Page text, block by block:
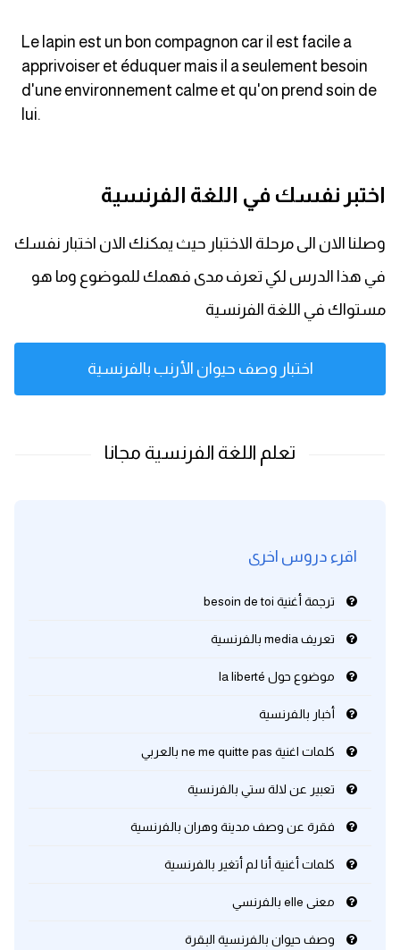
كلمات بحرف r
كلمات بحرف u
كلمات بحرف v
كلمات بحرف w
كلمات بحرف x
Le lapin est un bon compagnon car il est facile a
apprivoiser et éduquer mais il a seulement besoin
d'une environnement calme et qu'on prend soin de
lui.
اختبر نفسك في اللغة الفرنسية
وصلنا الان الى مرحلة الاختبار حيث يمكنك الان اختبار نفسك
في هذا الدرس لكي تعرف مدى فهمك للموضوع وما هو
مستواك في اللغة الفرنسية
اختبار وصف حيوان الأرنب بالفرنسية
اقرء دروس اخرى
ترجمة أغنية besoin de toi
تعريف media بالفرنسية
موضوع حول la liberté
أخبار بالفرنسية
كلمات اغنية ne me quitte pas بالعربي
تعبير عن لالة ستي بالفرنسية
فقرة عن وصف مدينة وهران بالفرنسية
كلمات أغنية أنا لم أتغير بالفرنسية
معنى elle بالفرنسي
وصف حيوان بالفرنسية البقرة